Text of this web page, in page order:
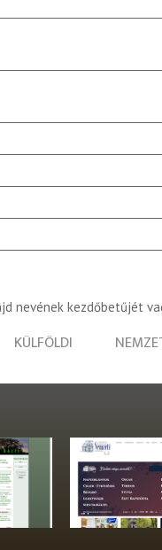
nevének kezdőbetűjét
KÜLFÖLDI